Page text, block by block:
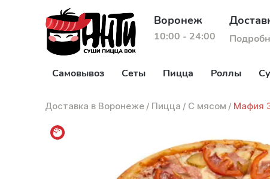
Воронеж
10:00 - 24:00
Самовывоз Сеты Пицца Роллы
Доставка в Воронеже / Пицца / С мясом / Мафия